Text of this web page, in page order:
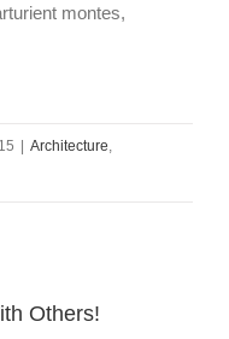
montes,
| Architecture
Others!